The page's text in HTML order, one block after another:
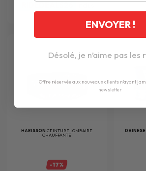
HARISSONCEINTURE LOMBAIRE
CHAUFFANTE
-17%
DAINESE
ENVOYER !
Désolé, je n’aime pas les
Offre réservée aux nouveaux clients n'ayant
newsletter